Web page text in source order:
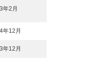
年2月
年12月
年12月